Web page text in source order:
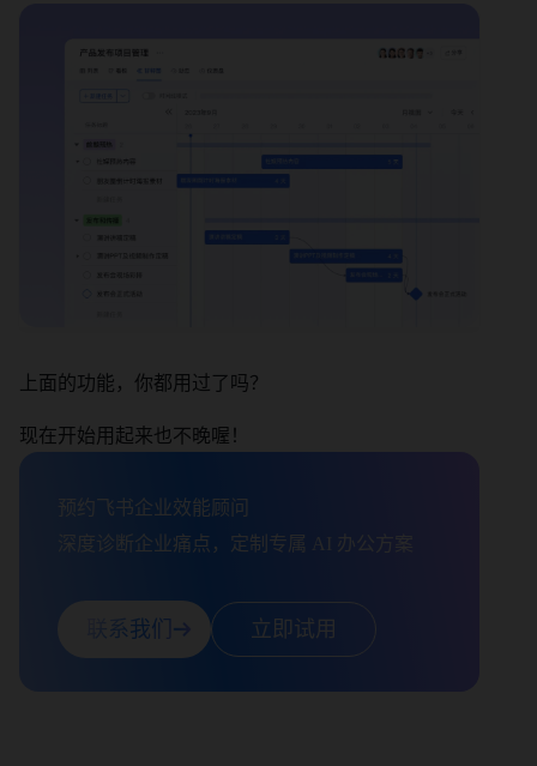
上面的功能，你都用过了吗？
现在开始用起来也不晚喔！
预约飞书企业效能顾问
深度诊断企业痛点，定制专属 AI 办公方案
联系我们 立即试用